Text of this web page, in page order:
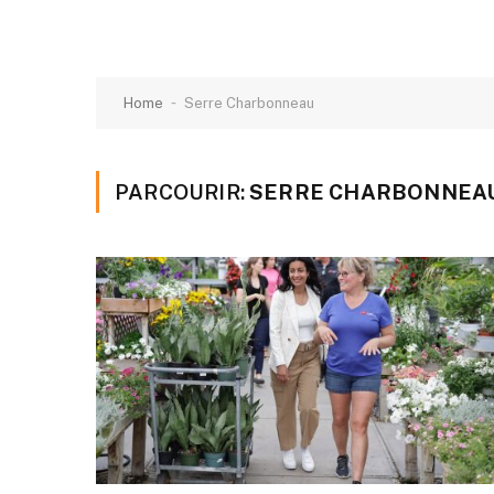
Home - Serre Charbonneau
PARCOURIR:SERRE